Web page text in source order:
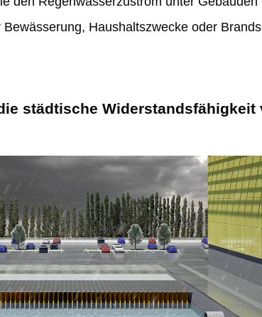
Haushaltszwecke oder
städtische Widerstandsfähigkeit